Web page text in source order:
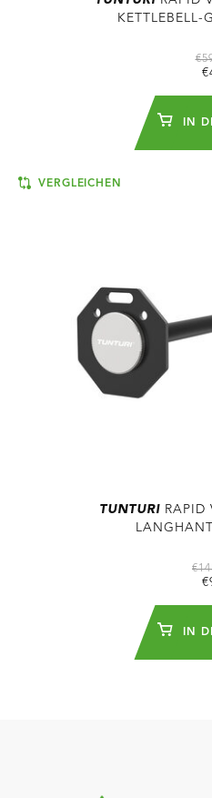
KETTLEBELL-
IN
VERGLEICHEN
TUNTURIRAPID
IN